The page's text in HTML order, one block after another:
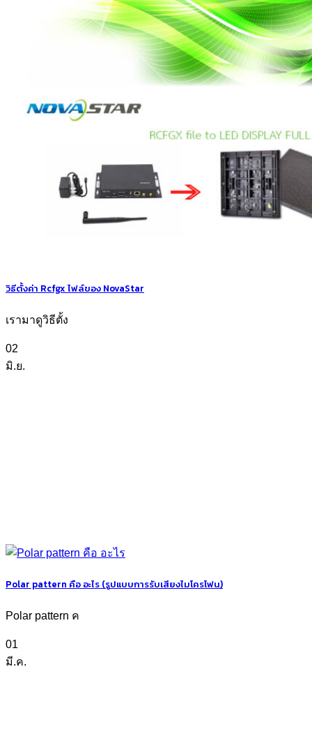
วิธีตั้งค่า Rcfgx ไฟล์ของ NovaStar
เรามาดูวิธีตั้ง
02
มิ.ย.
Polar pattern คือ อะไร (รูปแบบการรับเสียงไมโครโฟน)
Polar pattern ค
01
มี.ค.